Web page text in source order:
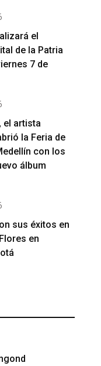
el
de la Patria
7 de
el artista
la Feria de
con los
álbum
sus éxitos en
en